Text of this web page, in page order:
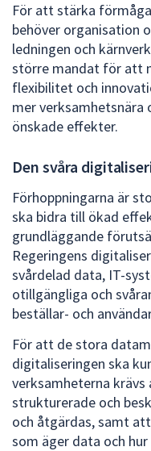
För att stärka
behöver organisation
ledningen och
större mandat för att
flexibilitet och
mer verksamhetsnära
önskade effekter.
Den svåra
Förhoppningarna är
ska bidra till ökad
grundläggande
Regeringens
svårdelad data,
otillgängliga och
beställar- och
För att de stora
digitaliseringen ska
verksamheterna
strukturerade och
och åtgärdas, samt
som äger data och